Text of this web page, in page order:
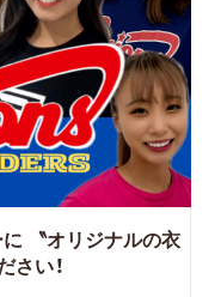
〝オリジナルの衣
さい！